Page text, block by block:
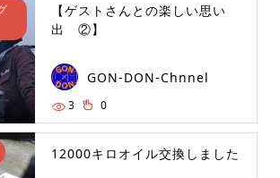
【ゲストさんとの楽しい思い
出 ②】
GON-DON-Chnnel
3 0
12000キロオイル交換しました